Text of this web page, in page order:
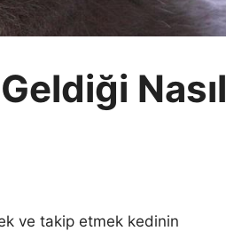
Nasıl
ve takip etmek kedinin